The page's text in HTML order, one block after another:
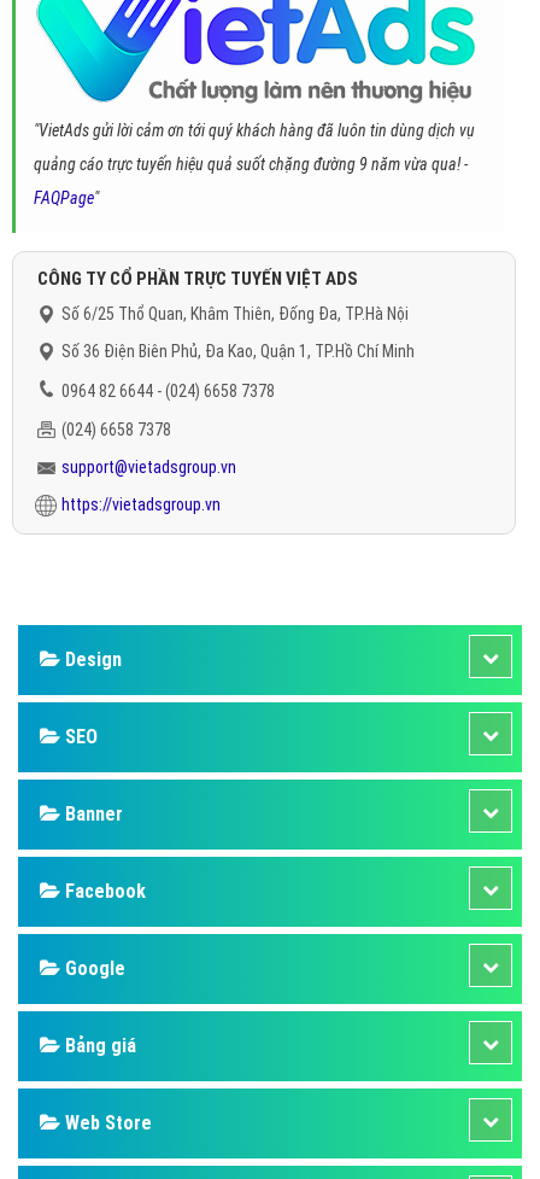
"VietAds gửi lời cảm ơn tới quý khách hàng đã luôn tin dùng dịch vụ
quảng cáo trực tuyến hiệu quả suốt chặng đường 9 năm vừa qua! -
FAQPage"
CÔNG TY CỔ PHẦN TRỰC TUYẾN VIỆT ADS
Số 6/25 Thổ Quan, Khâm Thiên, Đống Đa, TP.Hà Nội
Số 36 Điện Biên Phủ, Đa Kao, Quận 1, TP.Hồ Chí Minh
0964 82 6644 - (024) 6658 7378
(024) 6658 7378
support@vietadsgroup.vn
https://vietadsgroup.vn